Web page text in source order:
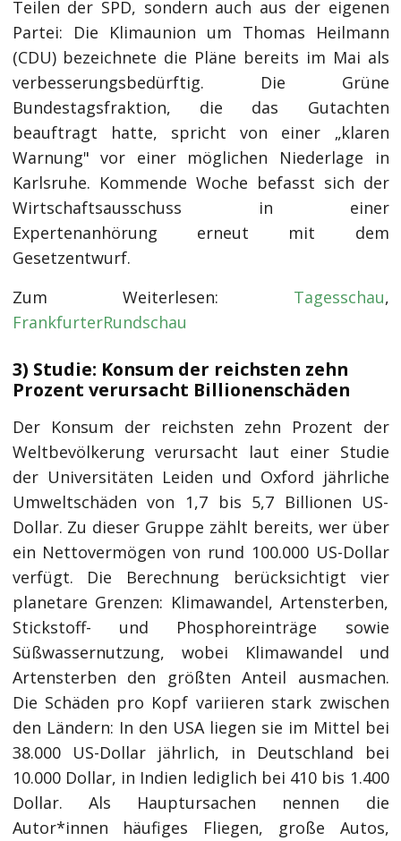
Teilen der SPD, sondern auch aus der eigenen
Partei: Die Klimaunion um Thomas Heilmann
(CDU) bezeichnete die Pläne bereits im Mai als
verbesserungsbedürftig. Die Grüne
Bundestagsfraktion, die das Gutachten
beauftragt hatte, spricht von einer „klaren
Warnung" vor einer möglichen Niederlage in
Karlsruhe. Kommende Woche befasst sich der
Wirtschaftsausschuss in einer
Expertenanhörung erneut mit dem
Gesetzentwurf.
Zum Weiterlesen: Tagesschau,
FrankfurterRundschau
3) Studie: Konsum der reichsten zehn
Prozent verursacht Billionenschäden
Der Konsum der reichsten zehn Prozent der
Weltbevölkerung verursacht laut einer Studie
der Universitäten Leiden und Oxford jährliche
Umweltschäden von 1,7 bis 5,7 Billionen US-
Dollar. Zu dieser Gruppe zählt bereits, wer über
ein Nettovermögen von rund 100.000 US-Dollar
verfügt. Die Berechnung berücksichtigt vier
planetare Grenzen: Klimawandel, Artensterben,
Stickstoff- und Phosphoreinträge sowie
Süßwassernutzung, wobei Klimawandel und
Artensterben den größten Anteil ausmachen.
Die Schäden pro Kopf variieren stark zwischen
den Ländern: In den USA liegen sie im Mittel bei
38.000 US-Dollar jährlich, in Deutschland bei
10.000 Dollar, in Indien lediglich bei 410 bis 1.400
Dollar. Als Hauptursachen nennen die
Autor*innen häufiges Fliegen, große Autos,